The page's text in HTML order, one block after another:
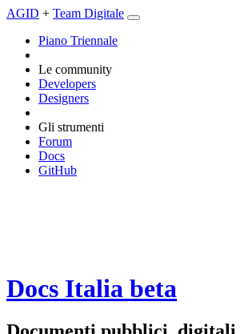
AGID + Team Digitale
Piano Triennale
Le community
Developers
Designers
Gli strumenti
Forum
Docs
GitHub
Docs Italia beta